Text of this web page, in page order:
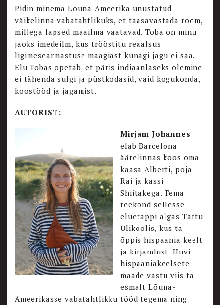
Pidin minema Lõuna-Ameerika unustatud
väikelinna vabatahtlikuks, et taasavastada rõõm,
millega lapsed maailma vaatavad. Toba on minu
jaoks imedeilm, kus trööstitu reaalsus
ligimesearmastuse maagiast kunagi jagu ei saa.
Elu Tobas õpetab, et päris indiaanlaseks olemine
ei tähenda sulgi ja püstkodasid, vaid kogukonda,
koostööd ja jagamist.
AUTORIST:
Mirjam Johannes
elab Barcelona
äärelinnas koos oma
kaasa Alberti, poja
Rai ja kassi
Shiitakega. Tema
teekond sellesse
eluetappi algas Tartu
Ülikoolis, kus ta
õppis hispaania keelt
ja kirjandust. Huvi
hispaaniakeelsete
maade vastu viis ta
esmalt Lõuna-
Ameerikasse vabatahtlikku tööd tegema ning